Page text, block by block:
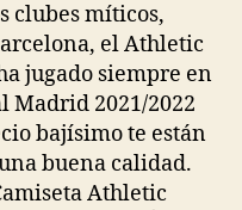
clubes míticos,
el Athletic
jugado siempre en
Madrid 2021/2022
bajísimo te están
buena calidad.
Athletic